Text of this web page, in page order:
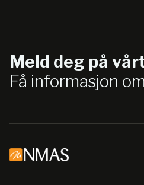
Meld deg på
Få informasjon